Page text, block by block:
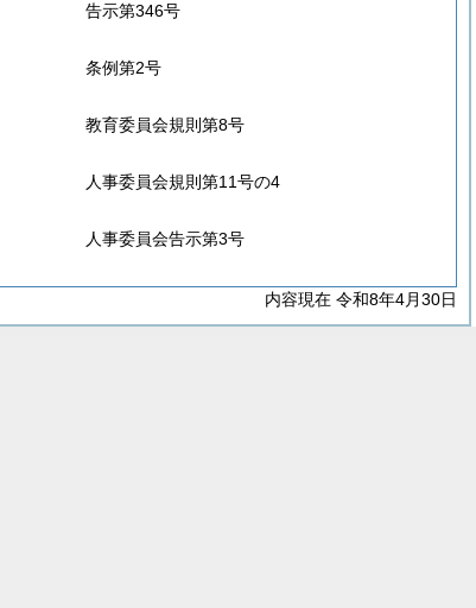
告示第346号
条例第2号
教育委員会規則第8号
人事委員会規則第11号の4
人事委員会告示第3号
内容現在 令和8年4月30日